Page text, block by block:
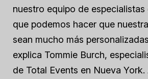
nuestro equipo de
que podemos hacer que
sean mucho más
explica Tommie Burch,
de Total Events en Nueva York.